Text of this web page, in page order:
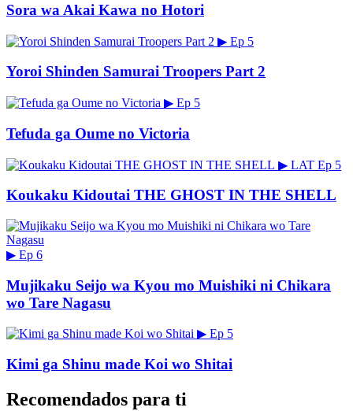
Sora wa Akai Kawa no Hotori
▶ Ep 5
Yoroi Shinden Samurai Troopers Part 2
▶ Ep 5
Tefuda ga Oume no Victoria
▶ LAT Ep 5
Koukaku Kidoutai THE GHOST IN THE SHELL
▶ Ep 6
Mujikaku Seijo wa Kyou mo Muishiki ni Chikara
wo Tare Nagasu
▶ Ep 5
Kimi ga Shinu made Koi wo Shitai
Recomendados para ti